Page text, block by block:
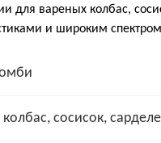
для вареных колбас,
и широким
сосисок,